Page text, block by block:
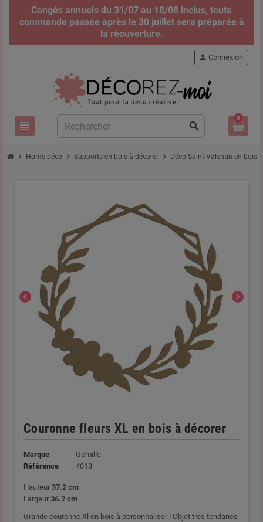
Congés annuels du 31/07 au 18/08 inclus, toute
commande passée après le 30 juillet sera préparée à
la réouverture.
view_headline search
person Connexion
0
chevron_right Home déco chevron_right Supports en bois à décorer chevron_right Déco Saint Valentin en bois
chevron_left chevron_right
Couronne fleurs XL en bois à décorer
Marque
Gomille
Référence
4013
Hauteur 37.2 cm
Largeur 36.2 cm
Grande couronne Xl en bois à personnaliser ! Objet très tendance